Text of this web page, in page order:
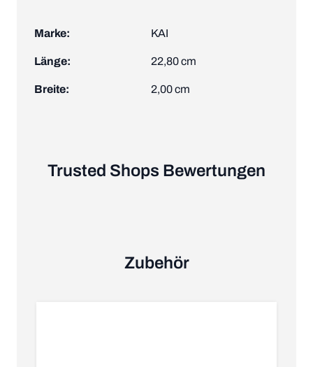
Marke: KAI
Länge: 22,80 cm
Breite: 2,00 cm
Trusted Shops Bewertungen
Zubehör